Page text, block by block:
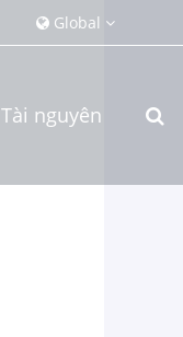
Global
Tài nguyên